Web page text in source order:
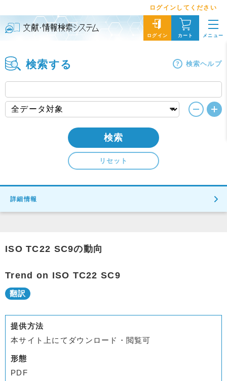
ログインしてください
ログイン カート メニュー
検索する 検索ヘルプ
検索
リセット
詳細情報
ISO TC22 SC9の動向
Trend on ISO TC22 SC9
提供方法
本サイト上にてダウンロード・閲覧可
形態
PDF